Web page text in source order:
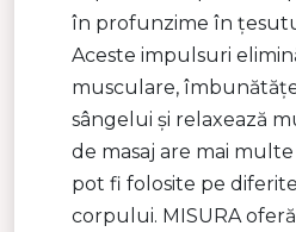
în profunzime în
Aceste impulsuri
musculare,
sângelui și relaxează
de masaj are mai
pot fi folosite pe
corpului. MISURA